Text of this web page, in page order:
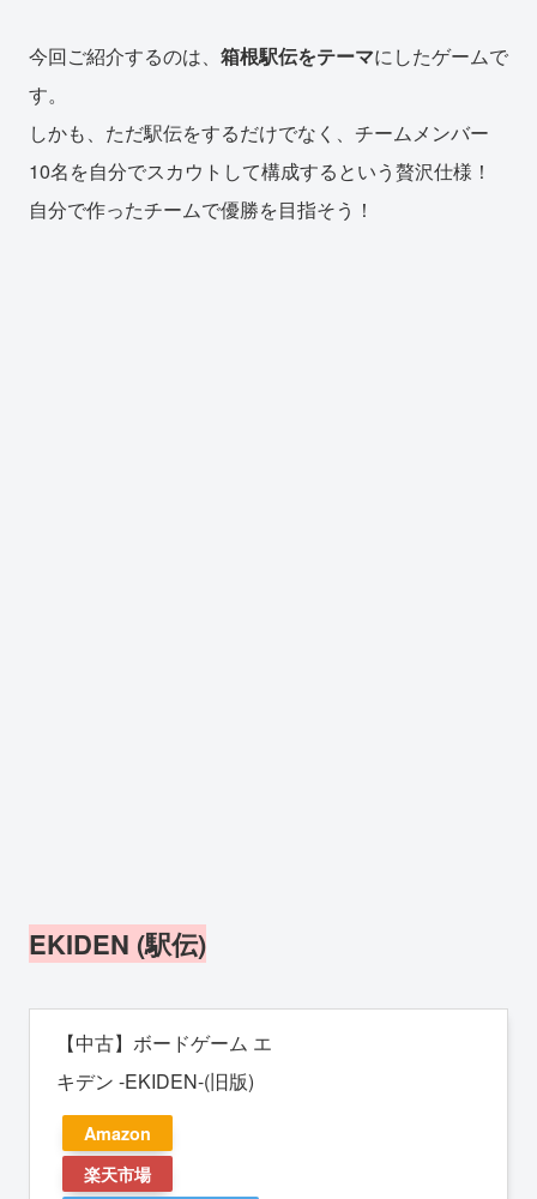
今回ご紹介するのは、 箱根駅伝をテーマにしたゲームで
す。
しかも、ただ駅伝をするだけでなく、チームメンバー
10名を自分でスカウトして構成するという贅沢仕様！
自分で作ったチームで優勝を目指そう！
EKIDEN (駅伝)
【中古】ボードゲーム エ
キデン -EKIDEN-(旧版)
Amazon
楽天市場